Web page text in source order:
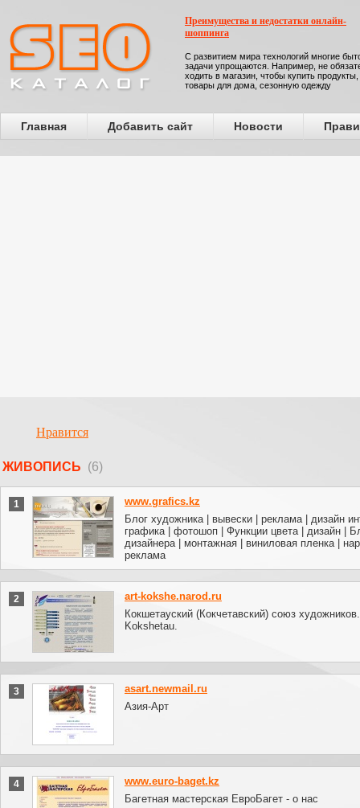
Преимущества и недостатки онлайн-
шоппинга
С развитием мира технологий многие
задачи упрощаются. Например, не
ходить в магазин, чтобы купить продукты,
товары для дома, сезонную одежду
Главная Добавить сайт Новости
Нравится
ЖИВОПИСЬ (6)
1
www.grafics.kz
Блог художника | вывески | реклама | дизайн
графика | фотошоп | Функции цвета | дизайн |
дизайнера | монтажная | виниловая пленка |
реклама
2
art-kokshe.narod.ru
Кокшетауский (Кокчетавский) союз
Kokshetau.
3
asart.newmail.ru
Азия-Арт
4
www.euro-baget.kz
Багетная мастерская ЕвроБагет - о нас